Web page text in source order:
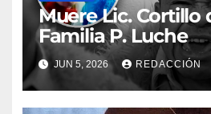
Muere Lic. Cortillo
Familia P. Luche
JUN 5, 2026 REDACCIÓN